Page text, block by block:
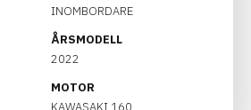
INOMBORDARE
ÅRSMODELL
2022
MOTOR
KAWASAKI 160